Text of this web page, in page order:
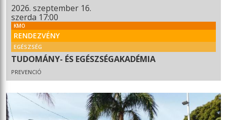
2026. szeptember 16.
szerda 17:00
KMO
RENDEZVÉNY
EGÉSZSÉG
TUDOMÁNY- ÉS EGÉSZSÉGAKADÉMIA
PREVENCIÓ